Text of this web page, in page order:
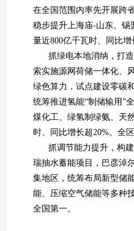
在全国范围内率先开展跨
稳步提升上海庙-山东、锡
量近800亿千瓦时、同比增
抓绿电本地消纳，打
索实施源网荷储一体化、
绿色算力，试点建设零碳
统筹推进氢能“制储输用”
煤化工、绿氢制绿氨、天
时、同比增长超20%。全
抓调节能力提升，构
瑞抽水蓄能项目，巴彦淖
集地区，统筹布局新型储
能、压缩空气储能等多种
全国第一。